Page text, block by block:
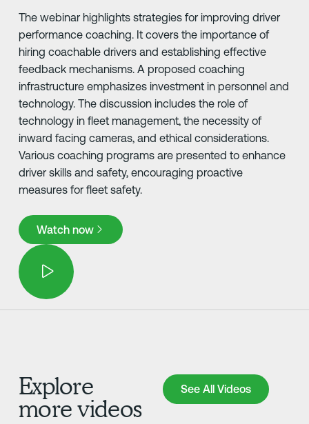
The webinar highlights strategies for improving driver
performance coaching. It covers the importance of
hiring coachable drivers and establishing effective
feedback mechanisms. A proposed coaching
infrastructure emphasizes investment in personnel and
technology. The discussion includes the role of
technology in fleet management, the necessity of
inward facing cameras, and ethical considerations.
Various coaching programs are presented to enhance
driver skills and safety, encouraging proactive
measures for fleet safety.
Watch now
Watch now
Explore
more videos
See All Videos
See All Videos